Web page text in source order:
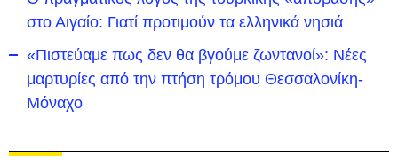
στο Αιγαίο: Γιατί προτιμούν τα ελληνικά νησιά
«Πιστεύαμε πως δεν θα βγούμε ζωντανοί»: Νέες
μαρτυρίες από την πτήση τρόμου Θεσσαλονίκη-
Μόναχο